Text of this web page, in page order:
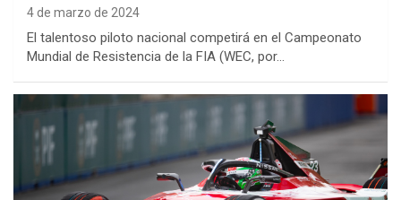
4 de marzo de 2024
El talentoso piloto nacional competirá en el Campeonato
Mundial de Resistencia de la FIA (WEC, por…